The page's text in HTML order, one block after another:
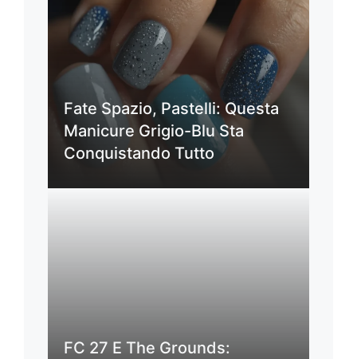
Fate Spazio, Pastelli: Questa
Manicure Grigio-Blu Sta
Conquistando Tutto
FC 27 E The Grounds: